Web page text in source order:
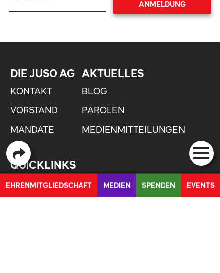
ANMELDUNG
DIE JUSO AG
KONTAKT
VORSTAND
MANDATE
AKTUELLES
BLOG
PAROLEN
MEDIENMITTEILUNGEN
QUICKLINKS
MITGLIED WERDEN
EHRENMITGLIEDSCHAFT MEDIEN SPENDEN EVENTS